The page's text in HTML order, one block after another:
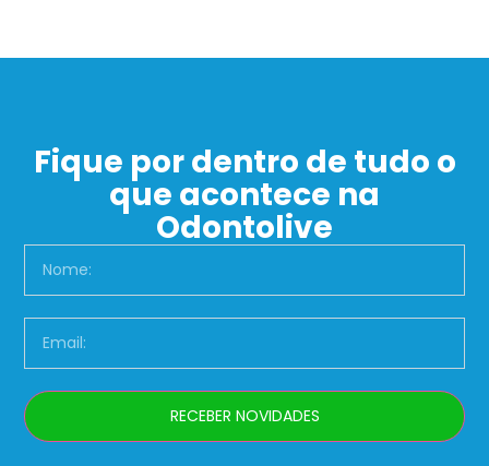
Fique por dentro de tudo o
que acontece na
Odontolive
RECEBER NOVIDADES